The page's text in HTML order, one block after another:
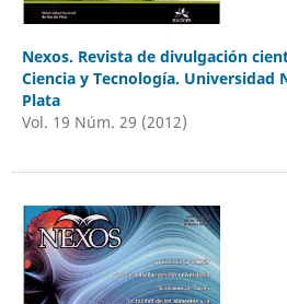
Nexos. Revista de divulgación
Ciencia y Tecnología. Universidad
Plata
Vol. 19 Núm. 29 (2012)